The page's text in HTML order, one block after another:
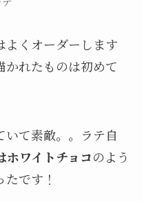
よくオーダーします
かれたものは初めて
いて素敵。。ラテ自
ホワイトチョコのよう
です！